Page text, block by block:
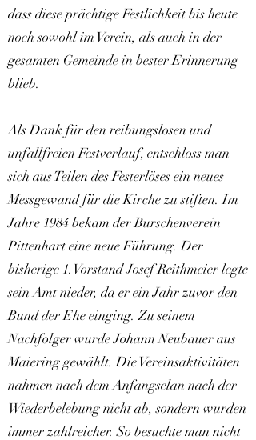
dass diese prächtige Festlichkeit bis heute
noch sowohl im Verein, als auch in der
gesamten Gemeinde in bester Erinnerung
blieb.
Als Dank für den reibungslosen und
unfallfreien Festverlauf, entschloss man
sich aus Teilen des Festerlöses ein neues
Messgewand für die Kirche zu stiften. Im
Jahre 1984 bekam der Burschenverein
Pittenhart eine neue Führung. Der
bisherige 1.Vorstand Josef Reithmeier legte
sein Amt nieder, da er ein Jahr zuvor den
Bund der Ehe einging. Zu seinem
Nachfolger wurde Johann Neubauer aus
Maiering gewählt. Die Vereinsaktivitäten
nahmen nach dem Anfangselan nach der
Wiederbelebung nicht ab, sondern wurden
immer zahlreicher. So besuchte man nicht